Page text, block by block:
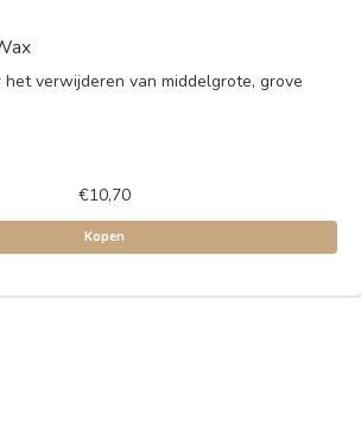
verwijderen van middelgrote, grove
€10,70
Kopen